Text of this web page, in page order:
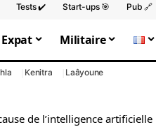
Tests ✔️ Start-ups 🎯 Pub 🔗
Expat Militaire
Kenitra Laâyoune
de l’intelligence artificielle